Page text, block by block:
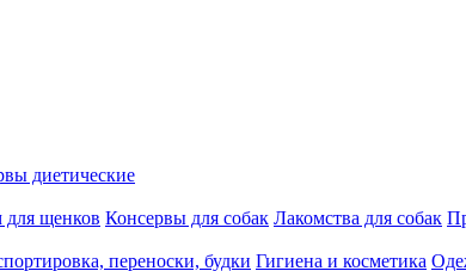
диетические
для щенков Консервы для собак Лакомства для собак
переноски, будки Гигиена и косметика